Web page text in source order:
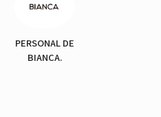
PERSONAL DE
BIANCA.